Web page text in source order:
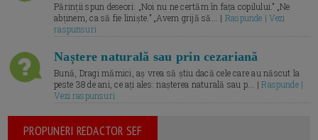
Părinții spun deseori: „Noi nu ne certăm în fața copilului.” „Ne
abținem, ca să fie liniște.” „Avem grijă să... | Raspunde | Vezi
raspunsuri
Naștere naturală sau prin cezariană
Bună, Dragi mămici, aș vrea să știu dacă cele care au născut la
peste 38 de ani, ce ați ales: nașterea naturală sau p... |Raspunde |
Vezi raspunsuri
PROPUNERI REDACTOR SEF